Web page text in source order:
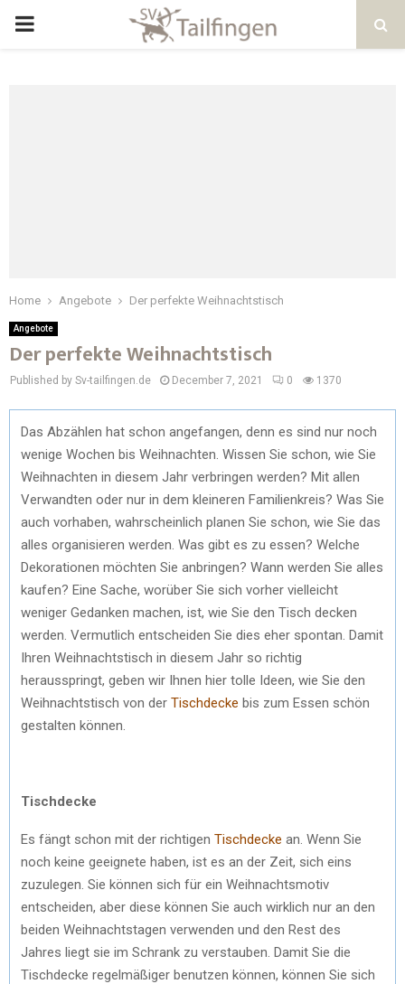
Home Angebote Der perfekte Weihnachtstisch
Angebote
Der perfekte Weihnachtstisch
Published by Sv-tailfingen.de December 7, 2021 0 1370
Das Abzählen hat schon angefangen, denn es sind nur noch
wenige Wochen bis Weihnachten. Wissen Sie schon, wie Sie
Weihnachten in diesem Jahr verbringen werden? Mit allen
Verwandten oder nur in dem kleineren Familienkreis? Was Sie
auch vorhaben, wahrscheinlich planen Sie schon, wie Sie das
alles organisieren werden. Was gibt es zu essen? Welche
Dekorationen möchten Sie anbringen? Wann werden Sie alles
kaufen? Eine Sache, worüber Sie sich vorher vielleicht
weniger Gedanken machen, ist, wie Sie den Tisch decken
werden. Vermutlich entscheiden Sie dies eher spontan. Damit
Ihren Weihnachtstisch in diesem Jahr so richtig
herausspringt, geben wir Ihnen hier tolle Ideen, wie Sie den
Weihnachtstisch von der Tischdecke bis zum Essen schön
gestalten können.
Tischdecke
Es fängt schon mit der richtigen Tischdecke an. Wenn Sie
noch keine geeignete haben, ist es an der Zeit, sich eins
zuzulegen. Sie können sich für ein Weihnachtsmotiv
entscheiden, aber diese können Sie auch wirklich nur an den
beiden Weihnachtstagen verwenden und den Rest des
Jahres liegt sie im Schrank zu verstauben. Damit Sie die
Tischdecke regelmäßiger benutzen können, können Sie sich